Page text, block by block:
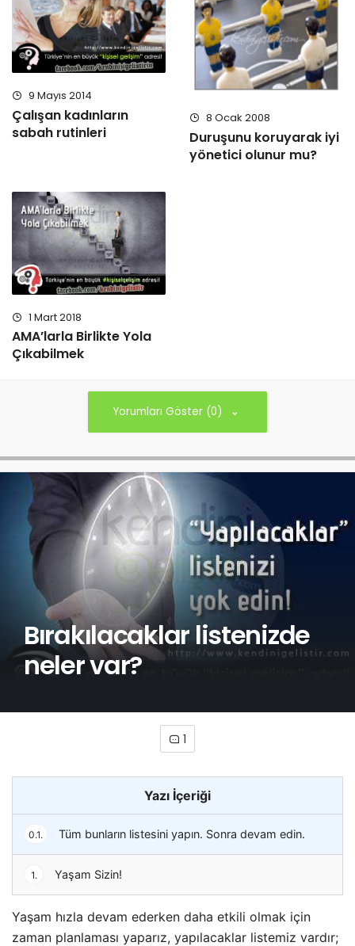
9 Mayıs 2014
Çalışan kadınların
sabah rutinleri
8 Ocak 2008
Duruşunu koruyarak iyi
yönetici olunur mu?
1 Mart 2018
AMA’larla Birlikte Yola
Çıkabilmek
Yorumları Göster (0)
Bırakılacaklar listenizde
neler var?
1
Yazı İçeriği
0.1. Tüm bunların listesini yapın. Sonra devam edin.
1. Yaşam Sizin!
Yaşam hızla devam ederken daha etkili olmak için
zaman planlaması yaparız, yapılacaklar listemiz vardır;